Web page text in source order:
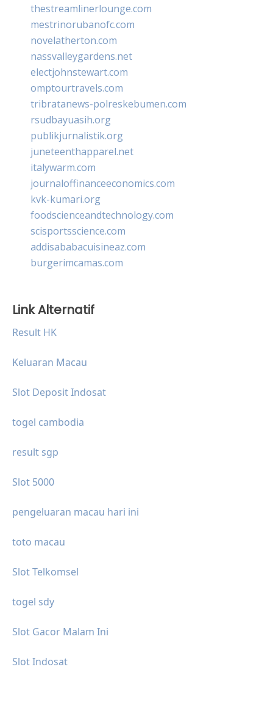
thestreamlinerlounge.com
mestrinorubanofc.com
novelatherton.com
nassvalleygardens.net
electjohnstewart.com
omptourtravels.com
tribratanews-polreskebumen.com
rsudbayuasih.org
publikjurnalistik.org
juneteenthapparel.net
italywarm.com
journaloffinanceeconomics.com
kvk-kumari.org
foodscienceandtechnology.com
scisportsscience.com
addisababacuisineaz.com
burgerimcamas.com
Link Alternatif
Result HK
Keluaran Macau
Slot Deposit Indosat
togel cambodia
result sgp
Slot 5000
pengeluaran macau hari ini
toto macau
Slot Telkomsel
togel sdy
Slot Gacor Malam Ini
Slot Indosat